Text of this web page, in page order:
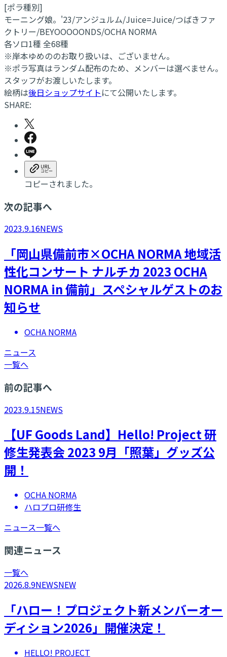
[ポラ種別]
モーニング娘。'23/アンジュルム/Juice=Juice/つばきファ
クトリー/BEYOOOOONDS/OCHA NORMA
各ソロ1種 全68種
※岸本ゆめののお取り扱いは、ございません。
※ポラ写真はランダム配布のため、メンバーは選べません。
スタッフがお渡しいたします。
絵柄は後日ショップサイトにて公開いたします。
SHARE:
コピーされました。
次の記事へ
2023.9.16NEWS
「岡山県備前市×OCHA NORMA 地域活
性化コンサート ナルチカ 2023 OCHA
NORMA in 備前」スペシャルゲストのお
知らせ
OCHA NORMA
ニュース
一覧へ
前の記事へ
2023.9.15NEWS
【UF Goods Land】Hello! Project 研
修生発表会 2023 9月「照葉」グッズ公
開！
OCHA NORMA
ハロプロ研修生
ニュース一覧へ
関連ニュース
一覧へ
2026.8.9NEWSNEW
「ハロー！プロジェクト新メンバーオー
ディション2026」開催決定！
HELLO! PROJECT